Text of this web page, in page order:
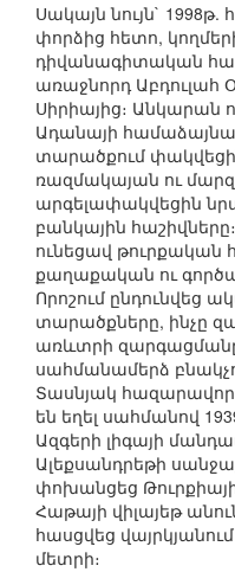
Սակայն նույն`
փորձից հետո,
դիվանագիտական
առաջնորդ
Սիրիայից։ Անկարան
Ադանայի
տարածքում
ռազմակայան ու
արգելափակվեցին
բանկային
ունեցավ
քաղաքական ու
Որոշում ընդունվեց
տարածքները, ինչը
առևտրի
սահմանամերձ
Տասնյակ
են եղել սահմանով
Ազգերի լիգայի
Ալեքսանդրեթի
փոխանցեց
Հաթայի վիլայեթ
հասցվեց
մետրի։